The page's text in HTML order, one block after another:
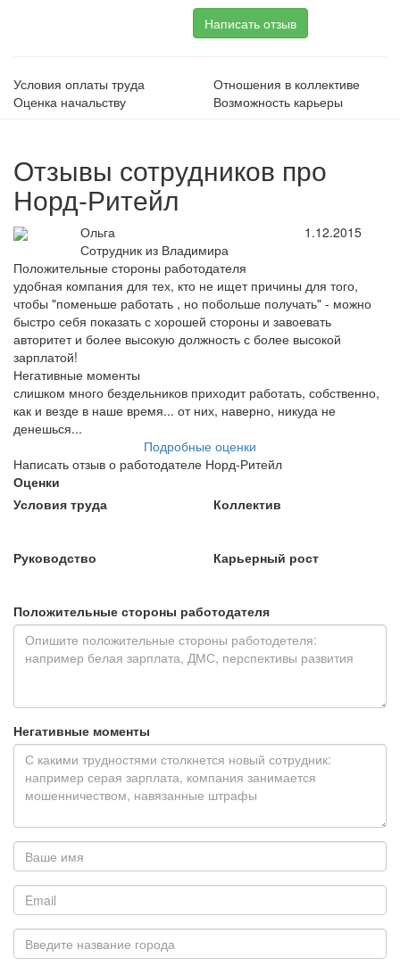
Написать отзыв
Условия оплаты труда
Отношения в коллективе
Оценка начальству
Возможность карьеры
Отзывы сотрудников про
Норд-Ритейл
Ольга
Сотрудник из Владимира
1.12.2015
Положительные стороны работодателя
удобная компания для тех, кто не ищет причины для того,
чтобы "поменьше работать , но побольше получать" - можно
быстро себя показать с хорошей стороны и завоевать
авторитет и более высокую должность с более высокой
зарплатой!
Негативные моменты
слишком много бездельников приходит работать, собственно,
как и везде в наше время... от них, наверно, никуда не
денешься...
Подробные оценки
Написать отзыв о работодателе Норд-Ритейл
Оценки
Условия труда
Коллектив
Руководство Карьерный рост
Положительные стороны работодателя
Негативные моменты